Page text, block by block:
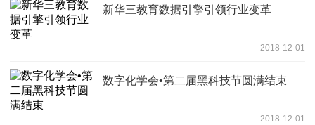
新华三教育数据引擎引领行业变革
2018-12-01
数字化学会•第二届黑科技节圆满结束
2018-12-01